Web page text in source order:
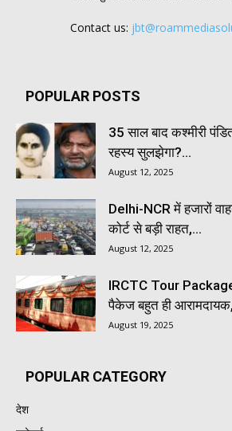
Contact us:
POPULAR POSTS
35 साल बाद कश्मीरी
रहस्य सुलझेगा?...
August 12, 2025
Delhi-NCR में हजारों
कोर्ट से बड़ी राहत,...
August 12, 2025
IRCTC Tour
पैकेज बहुत ही
August 19, 2025
POPULAR CATEGORY
देश